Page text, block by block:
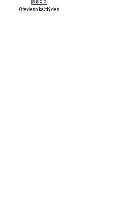
Otevřeno každý den